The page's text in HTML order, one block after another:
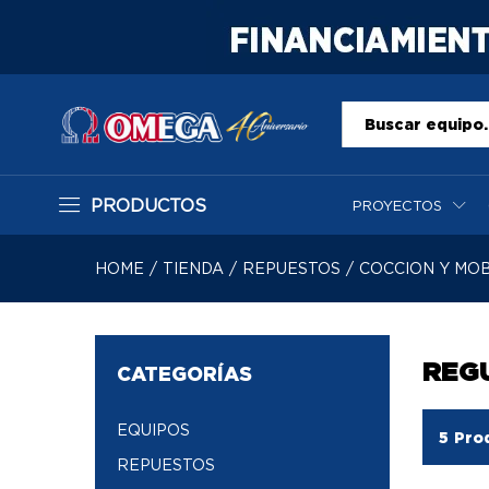
Todo
PRODUCTOS PROYECTOS
HOME / TIENDA / REPUESTOS / COCCION Y
5
CATEGORÍAS
EQUIPOS
REPUESTOS